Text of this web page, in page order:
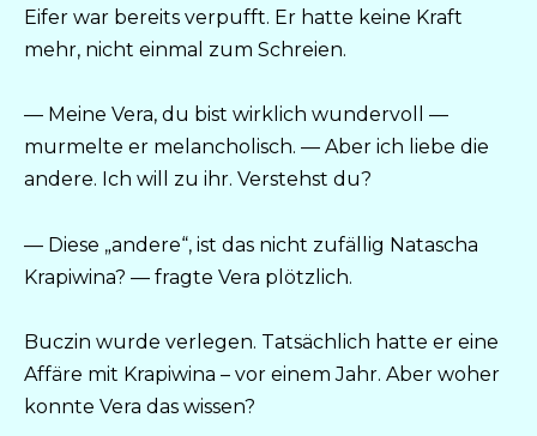
Eifer war bereits verpufft. Er hatte keine Kraft
mehr, nicht einmal zum Schreien.
— Meine Vera, du bist wirklich wundervoll —
murmelte er melancholisch. — Aber ich liebe die
andere. Ich will zu ihr. Verstehst du?
— Diese „andere“, ist das nicht zufällig Natascha
Krapiwina? — fragte Vera plötzlich.
Buczin wurde verlegen. Tatsächlich hatte er eine
Affäre mit Krapiwina – vor einem Jahr. Aber woher
konnte Vera das wissen?